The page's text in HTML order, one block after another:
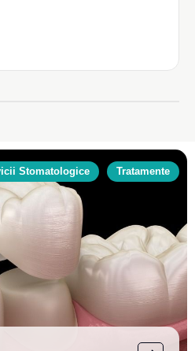
Stomatologice Tratamente